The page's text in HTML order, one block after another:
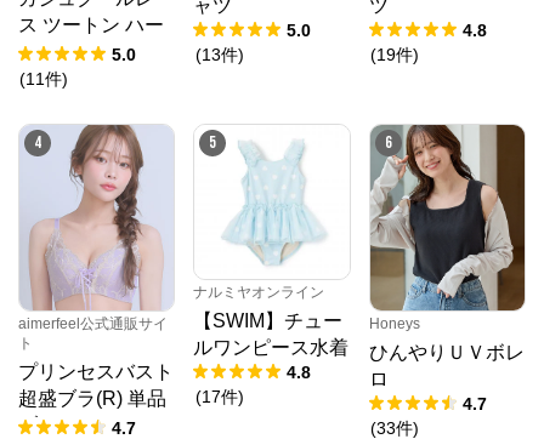
ス ツートン ハー
フバックショーツ
5.0
(11件)
ャツ
5.0
(13件)
ツ
4.8
(19件)
4
aimerfeel公式通販サイ
ト
プリンセスバスト
超盛ブラ(R) 単品
ブラジャー4.7
5
ナルミヤオンライン
【SWIM】チュー
ルワンピース水着
4.8
(17件)
6
Honeys
ひんやりＵＶボレ
ロ
4.7
(33件)